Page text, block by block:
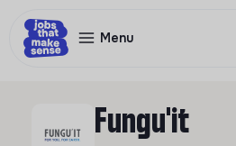
Menu
Fungu'it